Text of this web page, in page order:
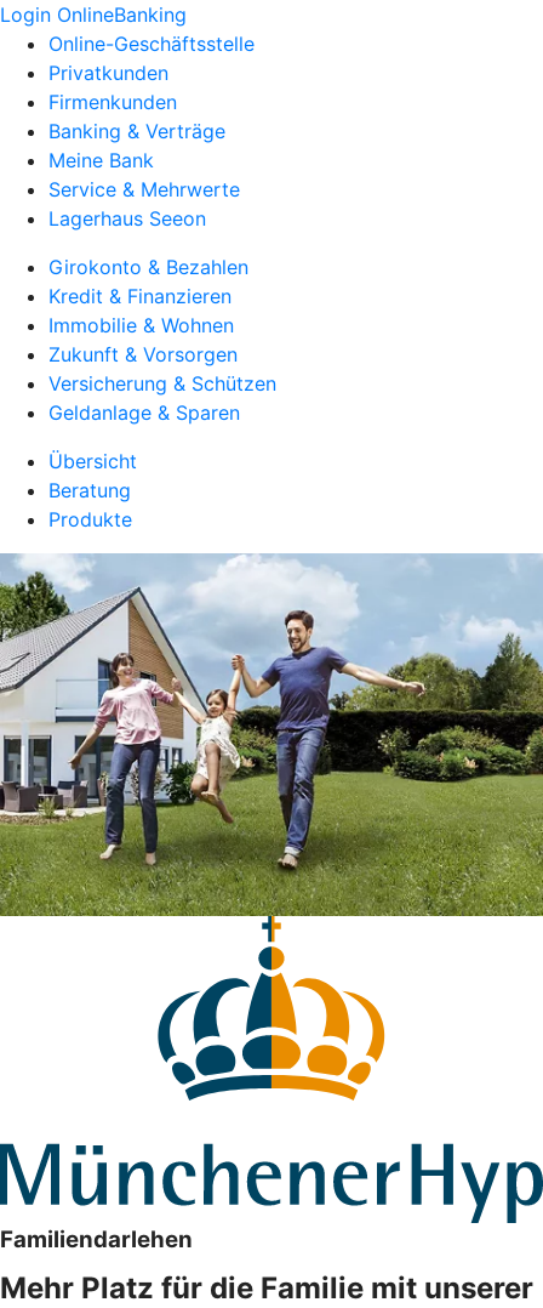
Login OnlineBanking
Online-Geschäftsstelle
Privatkunden
Firmenkunden
Banking & Verträge
Meine Bank
Service & Mehrwerte
Lagerhaus Seeon
Girokonto & Bezahlen
Kredit & Finanzieren
Immobilie & Wohnen
Zukunft & Vorsorgen
Versicherung & Schützen
Geldanlage & Sparen
Übersicht
Beratung
Produkte
Familiendarlehen
Mehr Platz für die Familie mit unserer